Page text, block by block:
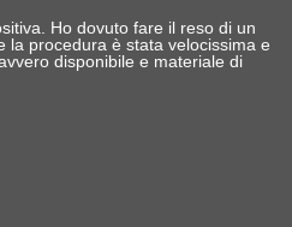
Ho dovuto fare il reso di un
la procedura è stata velocissima e
disponibile e materiale di